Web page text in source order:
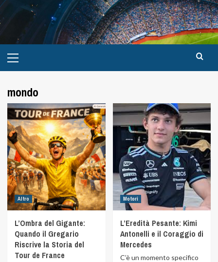
mondo
Altro
L’Ombra del Gigante:
Quando il Gregario
Riscrive la Storia del
Tour de France
Motori
L’Eredità Pesante: Kimi
Antonelli e il Coraggio di
Mercedes
C’è un momento specifico